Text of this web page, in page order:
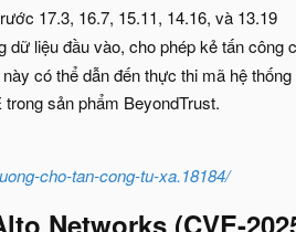
17.3, 16.7, 15.11, 14.16, và 13.19
liệu đầu vào, cho phép kẻ tấn công
có thể dẫn đến thực thi mã hệ
sản phẩm BeyondTrust.
cho-tan-cong-tu-xa.18184/
Networks (CVE-